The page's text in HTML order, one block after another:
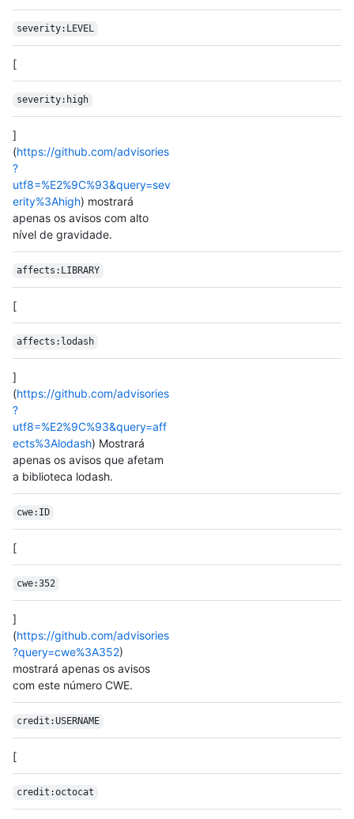
severity:LEVEL
[
severity:high
]
(https://github.com/advisories
?
utf8=%E2%9C%93&query=sev
erity%3Ahigh) mostrará
apenas os avisos com alto
nível de gravidade.
affects:LIBRARY
[
affects:lodash
]
(https://github.com/advisories
?
utf8=%E2%9C%93&query=aff
ects%3Alodash) Mostrará
apenas os avisos que afetam
a biblioteca lodash.
cwe:ID
[
cwe:352
]
(https://github.com/advisories
?query=cwe%3A352)
mostrará apenas os avisos
com este número CWE.
credit:USERNAME
[
credit:octocat